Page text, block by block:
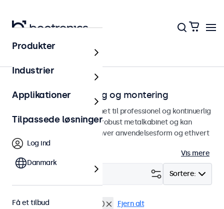
Hjem
Skærme til indbygning og montering
Indbyggede skærme designet til professionel og kontinuerlig
brug. Vores skærme har et robust metalkabinet og kan
integreres problemfrit i enhver anvendelsesform og ethvert
miljø.
Vis mere
Sortere:
Indbygget Vandtæt (IP65) Fjern alt
Produkter
Industrier
Applikationer
Tilpassede løsninger
Log ind
Danmark
Få et tilbud